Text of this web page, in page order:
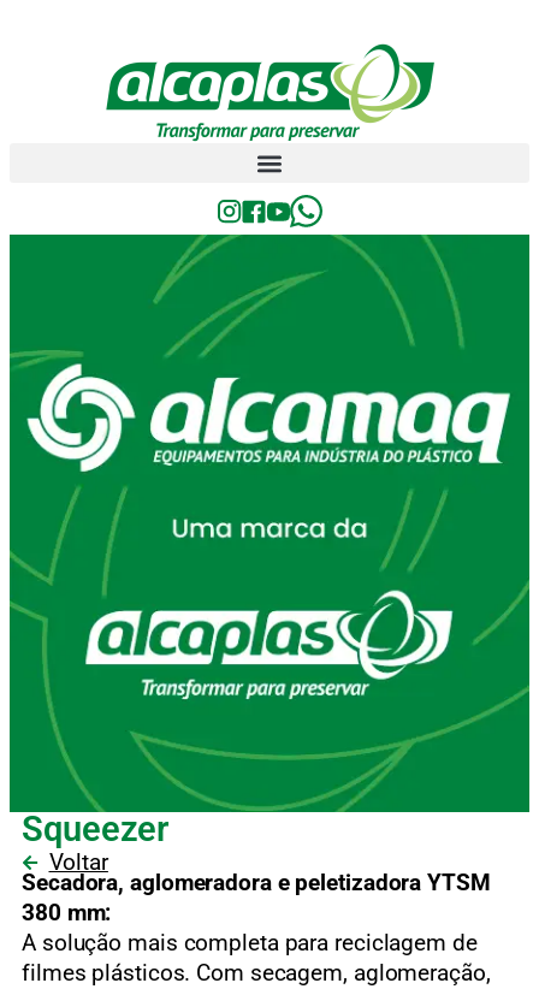
Voltar
Squeezer
Secadora, aglomeradora e peletizadora YTSM
380 mm:
A solução mais completa para reciclagem de
filmes plásticos. Com secagem, aglomeração,